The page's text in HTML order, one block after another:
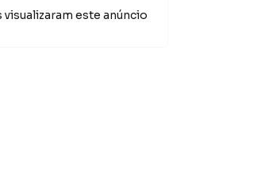
visualizaram este anúncio